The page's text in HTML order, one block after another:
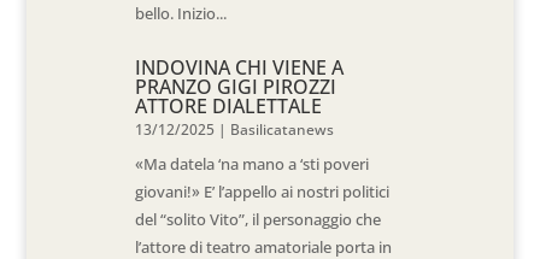
bello. Inizio...
INDOVINA CHI VIENE A
PRANZO GIGI PIROZZI
ATTORE DIALETTALE
13/12/2025 | Basilicatanews
«Ma datela ‘na mano a ‘sti poveri
giovani!» E’ l’appello ai nostri politici
del “solito Vito”, il personaggio che
l’attore di teatro amatoriale porta in